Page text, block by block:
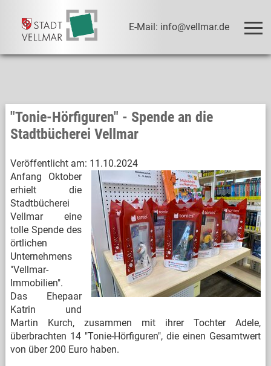
E-Mail: info@vellmar.de
"Tonie-Hörfiguren" - Spende an die
Stadtbücherei Vellmar
Veröffentlicht am: 11.10.2024
Anfang Oktober
erhielt die
Stadtbücherei
Vellmar eine
tolle Spende des
örtlichen
Unternehmens
"Vellmar-
Immobilien".
Das Ehepaar
Katrin und
Martin Kurch, zusammen mit ihrer Tochter Adele,
überbrachten 14 "Tonie-Hörfiguren", die einen Gesamtwert
von über 200 Euro haben.